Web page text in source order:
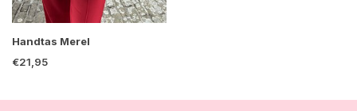
Handtas Merel
€21,95